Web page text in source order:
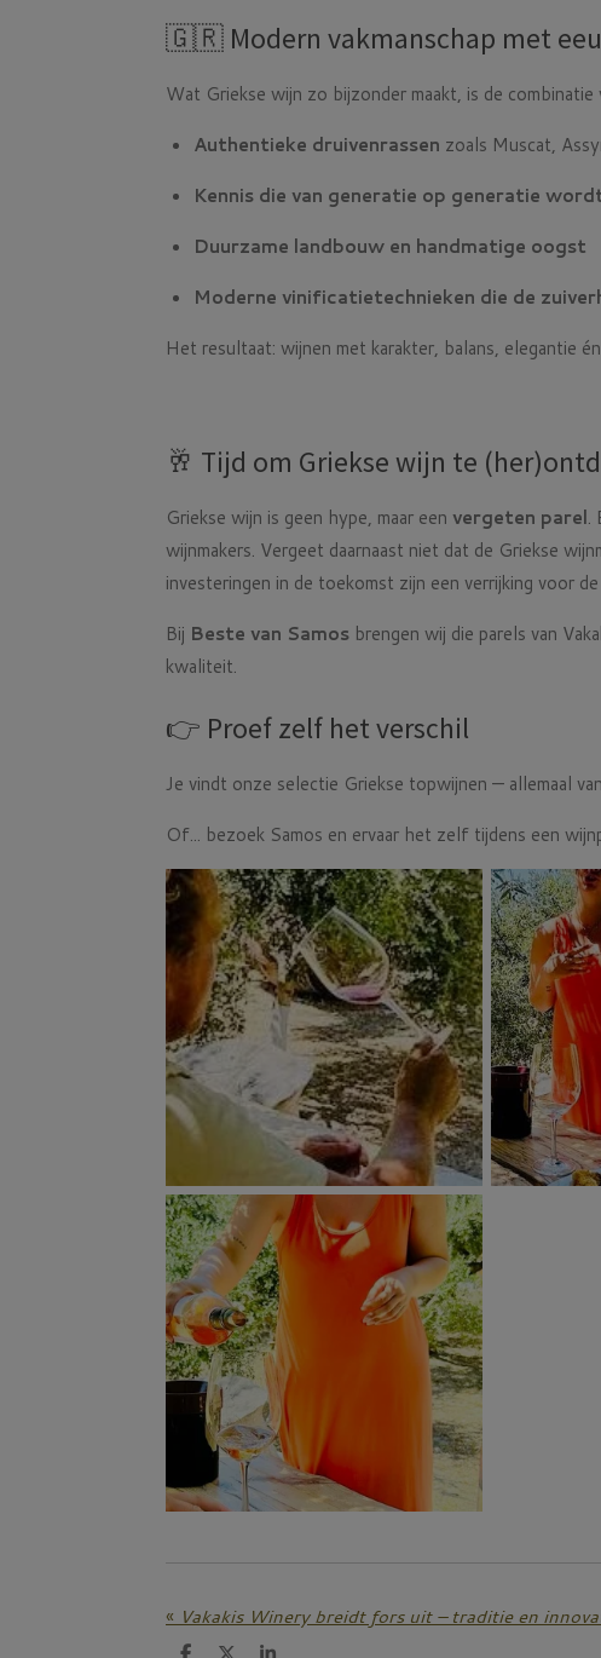
🇬🇷 Modern vakmanschap met
Wat Griekse wijn zo bijzonder maakt, is de combinatie
Authentieke druivenrassen zoals Muscat,
Kennis die van generatie op generatie
Duurzame landbouw en handmatige oogst
Moderne vinificatietechnieken die de
Het resultaat: wijnen met karakter, balans, elegantie
🥂 Tijd om Griekse wijn te
Griekse wijn is geen hype, maar een vergeten parel.
wijnmakers. Vergeet daarnaast niet dat de Griekse
investeringen in de toekomst zijn een verrijking voor
Bij Beste van Samos brengen wij die parels van
kwaliteit.
👉 Proef zelf het verschil
Je vindt onze selectie Griekse topwijnen — allemaal van
Of... bezoek Samos en ervaar het zelf tijdens een
« Vakakis Winery breidt fors uit – traditie en